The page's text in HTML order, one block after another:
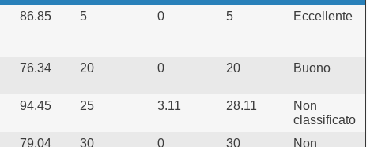
86.85 5 0 5 Eccellente
76.34 20 0 20 Buono
94.45 25 3.11 28.11
Non
classificato
79.04 30 0 30 Non